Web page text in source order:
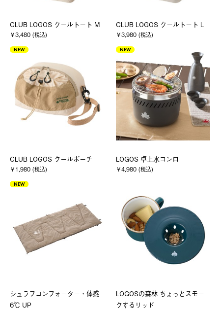
CLUB LOGOS クールトート M
￥3,480 (税込)
CLUB LOGOS クールトート L
￥3,980 (税込)
NEW
CLUB LOGOS クールポーチ
￥1,980 (税込)
NEW
LOGOS 卓上水コンロ
￥4,980 (税込)
NEW
シュラフコンフォーター・体感
6℃ UP
LOGOSの森林 ちょっとスモー
クするリッド